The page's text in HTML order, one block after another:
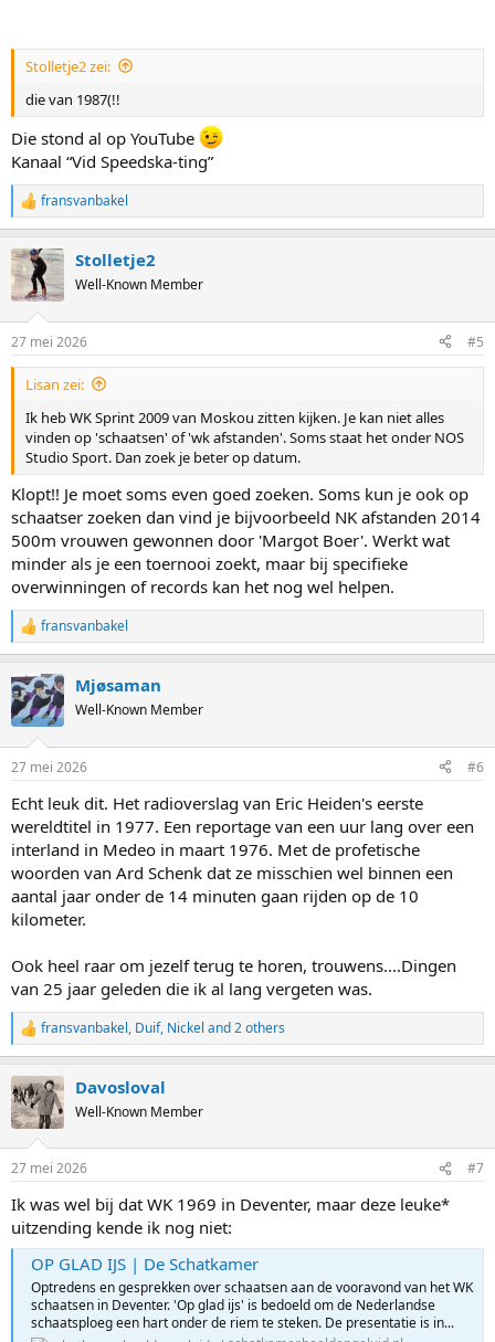
Stolletje2 zei:
die van 1987(!!
Die stond al op YouTube
Kanaal “Vid Speedska-ting”
R
e
c
t
i
s
:
fransvanbakel
Stolletje2
Well-Known Member
27 mei 2026 #5
Lisan zei:
Ik heb WK Sprint 2009 van Moskou zitten kijken. Je kan niet alles
vinden op 'schaatsen' of 'wk afstanden'. Soms staat het onder NOS
Studio Sport. Dan zoek je beter op datum.
Klopt!! Je moet soms even goed zoeken. Soms kun je ook op
schaatser zoeken dan vind je bijvoorbeeld NK afstanden 2014
500m vrouwen gewonnen door 'Margot Boer'. Werkt wat
minder als je een toernooi zoekt, maar bij specifieke
overwinningen of records kan het nog wel helpen.
R
e
c
t
i
s
fransvanbakel
Mjøsaman
Well-Known Member
27 mei 2026 #6
Echt leuk dit. Het radioverslag van Eric Heiden's eerste
wereldtitel in 1977. Een reportage van een uur lang over een
interland in Medeo in maart 1976. Met de profetische
woorden van Ard Schenk dat ze misschien wel binnen een
aantal jaar onder de 14 minuten gaan rijden op de 10
kilometer.
Ook heel raar om jezelf terug te horen, trouwens....Dingen
van 25 jaar geleden die ik al lang vergeten was.
R
e
c
t
i
s
fransvanbakel, Duif, Nickel and 2 others
Davosloval
Well-Known Member
27 mei 2026 #7
Ik was wel bij dat WK 1969 in Deventer, maar deze leuke*
uitzending kende ik nog niet:
OP GLAD IJS | De Schatkamer
Optredens en gesprekken over schaatsen aan de vooravond van het WK
schaatsen in Deventer. 'Op glad ijs' is bedoeld om de Nederlandse
schaatsploeg een hart onder de riem te steken. De presentatie is in...